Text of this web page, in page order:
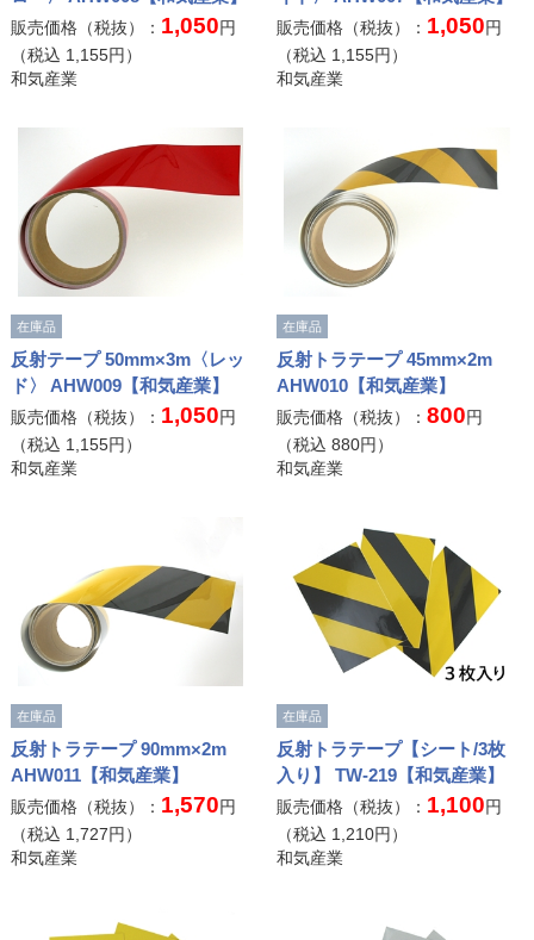
販売価格（税抜）： 1,050円
（税込 1,155円）
和気産業
販売価格（税抜）： 1,050円
（税込 1,155円）
和気産業
在庫品
反射テープ 50mm×3m〈レッ
ド〉 AHW009【和気産業】
販売価格（税抜）： 1,050円
（税込 1,155円）
和気産業
在庫品
反射トラテープ 45mm×2m
AHW010【和気産業】
販売価格（税抜）：800円
（税込880円）
和気産業
在庫品
反射トラテープ 90mm×2m
AHW011【和気産業】
販売価格（税抜）： 1,570円
（税込 1,727円）
和気産業
在庫品
反射トラテープ【シート/3枚
入り】 TW-219【和気産業】
販売価格（税抜）： 1,100円
（税込 1,210円）
和気産業